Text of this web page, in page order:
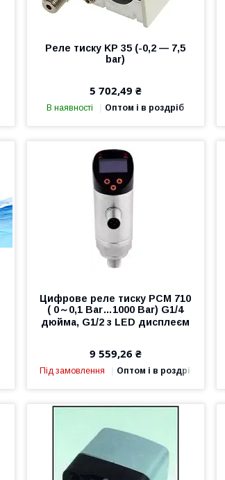
Реле тиску KP 35 (-0,2 — 7,5
bar)
5 702,49 ₴
В наявності Оптом і в роздріб
Цифрове реле тиску PCM 710
( 0～0,1 Bar…1000 Bar) G1/4
дюйма, G1/2 з LED дисплеєм
9 559,26 ₴
Під замовлення Оптом і в роздріб